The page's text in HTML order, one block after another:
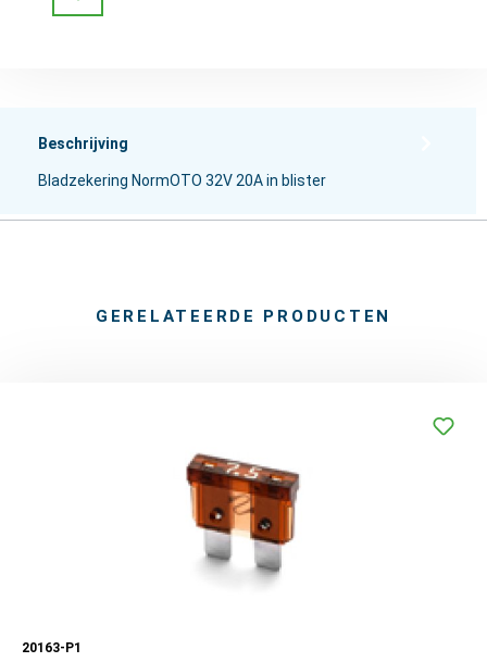
Beschrijving
Bladzekering NormOTO 32V 20A in blister
GERELATEERDE PRODUCTEN
20163-P1